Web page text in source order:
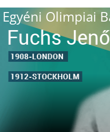
Egyéni Olimpiai